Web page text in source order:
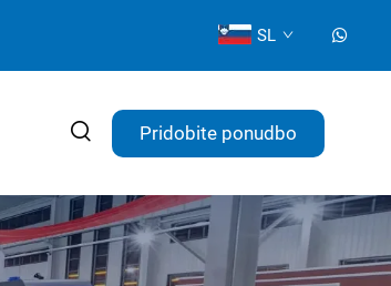
SL
Pridobite ponudbo